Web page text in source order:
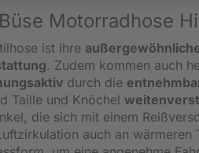
Motorradhose
ist ihre
. Zudem kommen auch
durch die
Taille und Knöchel
die sich mit einem
auch an